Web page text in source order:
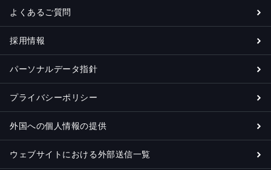
よくあるご質問
採用情報
パーソナルデータ指針
プライバシーポリシー
外国への個人情報の提供
ウェブサイトにおける外部送信一覧